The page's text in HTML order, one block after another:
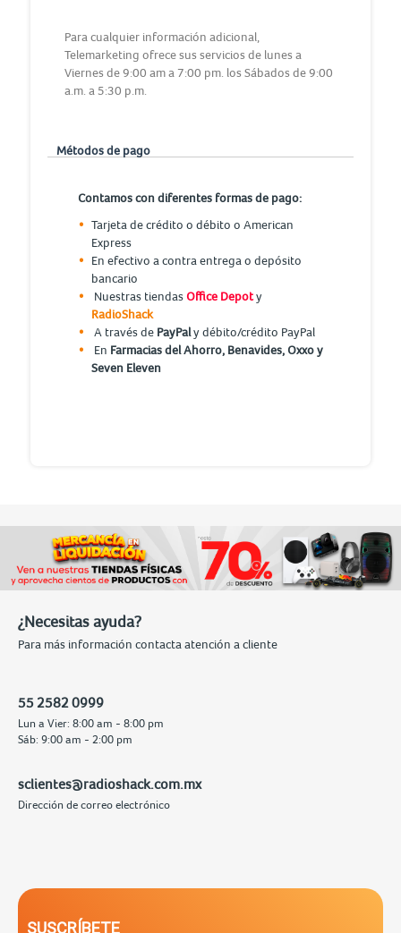
Para cualquier información adicional,
Telemarketing ofrece sus servicios de lunes a
Viernes de 9:00 am a 7:00 pm. los Sábados de 9:00
a.m. a 5:30 p.m.
Métodos de pago
Contamos con diferentes formas de pago:
Tarjeta de crédito o débito o American
Express
En efectivo a contra entrega o depósito
bancario
Nuestras tiendasOffice Depoty
RadioShack
A través de PayPaly débito/crédito PayPal
En Farmacias del Ahorro, Benavides, Oxxo y
Seven Eleven
¿Necesitas ayuda?
Para más información contacta atención a cliente
55 2582 0999
Lun a Vier: 8:00 am - 8:00 pm
Sáb: 9:00 am - 2:00 pm
sclientes@radioshack.com.mx
Dirección de correo electrónico
SUSCRÍBETE